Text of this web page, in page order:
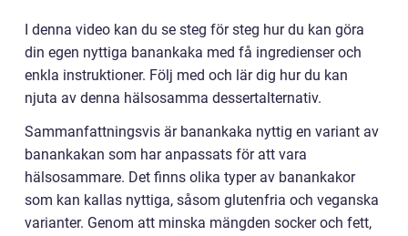
I denna video kan du se steg för steg hur du kan göra
din egen nyttiga banankaka med få ingredienser och
enkla instruktioner. Följ med och lär dig hur du kan
njuta av denna hälsosamma dessertalternativ.
Sammanfattningsvis är banankaka nyttig en variant av
banankakan som har anpassats för att vara
hälsosammare. Det finns olika typer av banankakor
som kan kallas nyttiga, såsom glutenfria och veganska
varianter. Genom att minska mängden socker och fett,